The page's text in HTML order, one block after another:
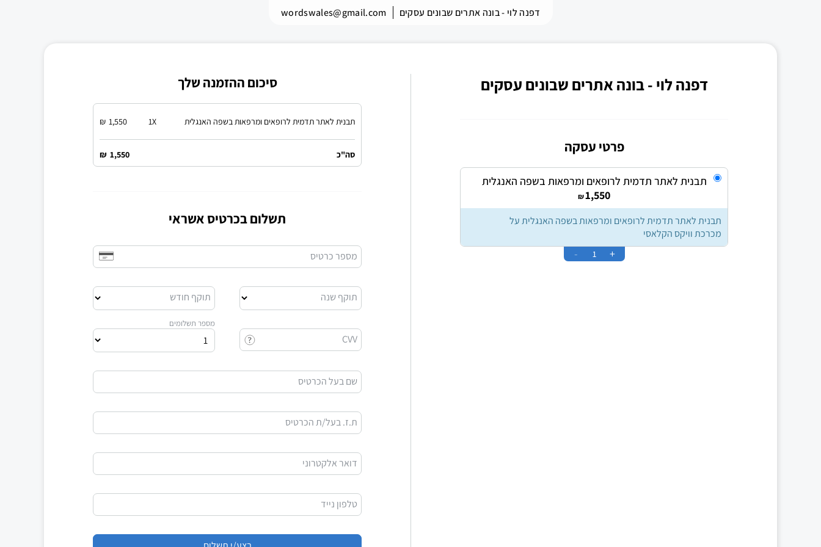
דפנה לוי - בונה אתרים שבונים עסקים wordswales@gmail.com
דפנה לוי - בונה אתרים שבונים עסקים
פרטי עסקה
תבנית לאתר תדמית לרופאים ומרפאות בשפה האנגלית
1,550
₪
+
-
תבנית לאתר תדמית לרופאים ומרפאות בשפה האנגלית על
מכרכת וויקס הקלאסי
סיכום ההזמנה שלך
תבנית לאתר תדמית לרופאים ומרפאות בשפה האנגלית X
1
1,550
₪
סה"כ 1,550
₪
תשלום בכרטיס אשראי
מספר כרטיס
תוקף שנה תוקף חודש
CVV
מספר תשלומים
שם בעל הכרטיס
ת.ז. בעל/ת הכרטיס
דואר אלקטרוני
טלפון נייד